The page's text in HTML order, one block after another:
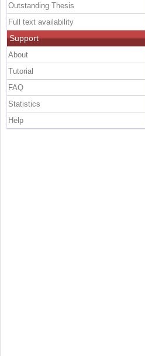
Outstanding Thesis
Full text availability
Support
About
Tutorial
FAQ
Statistics
Help